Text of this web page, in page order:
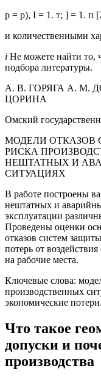
р = р), І = 1. т; ] = 1. п
и количественными
i Не можете найти то,
подбора литературы.
А. В. ГОРЯГА А. М.
ЦОРИНА
Омский
МОДЕЛИ ОТКАЗОВ
РИСКА
НЕШТАТНЫХ И
СИТУАЦИЯХ
В работе построены
нештатных и
эксплуатации
Проведены оценки
отказов систем
потерь от
на рабочие места.
Ключевые слова:
производственных
экономические потери.
Что такое
допуски и
производства